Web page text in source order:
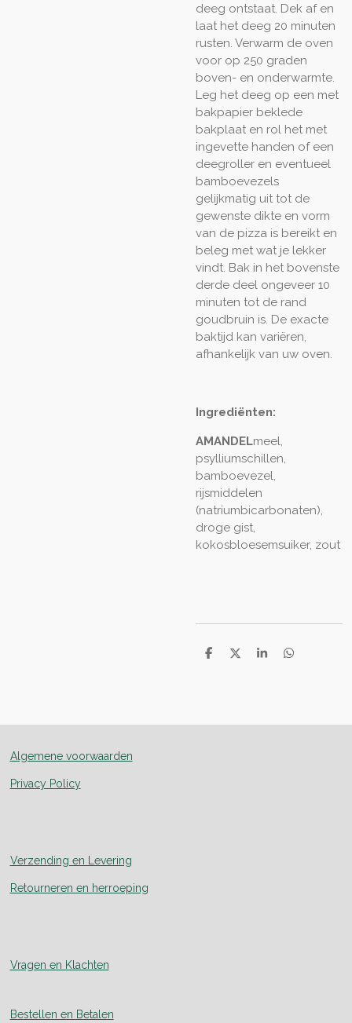
deeg ontstaat. Dek af en
laat het deeg 20 minuten
rusten. Verwarm de oven
voor op 250 graden
boven- en onderwarmte.
Leg het deeg op een met
bakpapier beklede
bakplaat en rol het met
ingevette handen of een
deegroller en eventueel
bamboevezels
gelijkmatig uit tot de
gewenste dikte en vorm
van de pizza is bereikt en
beleg met wat je lekker
vindt. Bak in het bovenste
derde deel ongeveer 10
minuten tot de rand
goudbruin is. De exacte
baktijd kan variëren,
afhankelijk van uw oven.
Ingrediënten:
AMANDELmeel,
psylliumschillen,
bamboevezel,
rijsmiddelen
(natriumbicarbonaten),
droge gist,
kokosbloesemsuiker, zout
D
D
S
D
Algemene voorwaarden
Privacy Policy
Verzending en Levering
Retourneren en herroeping
Vragen en Klachten
Bestellen en Betalen